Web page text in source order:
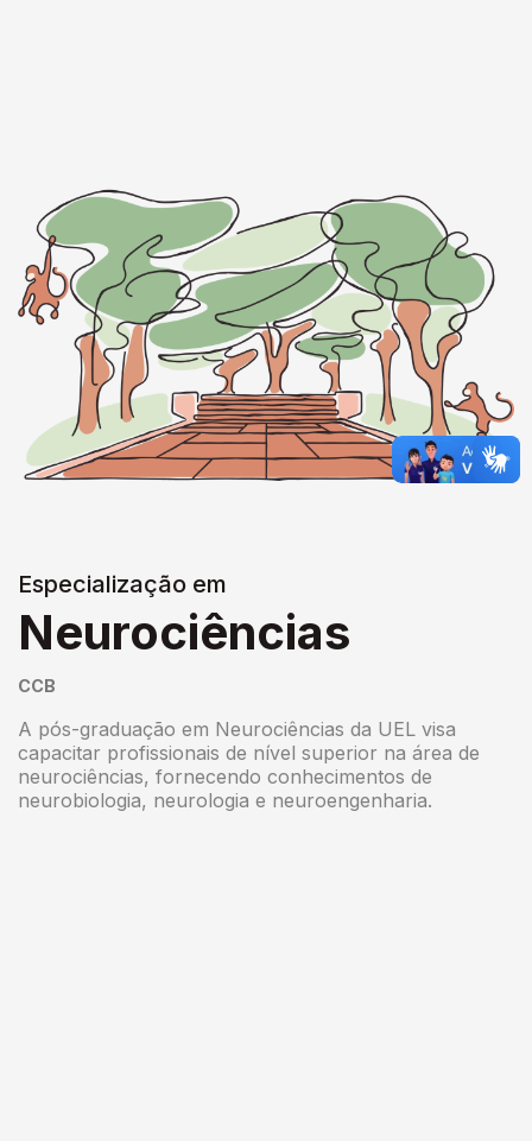
Especialização em
Neurociências
CCB
A pós-graduação em Neurociências da UEL visa
capacitar profissionais de nível superior na área de
neurociências, fornecendo conhecimentos de
neurobiologia, neurologia e neuroengenharia.